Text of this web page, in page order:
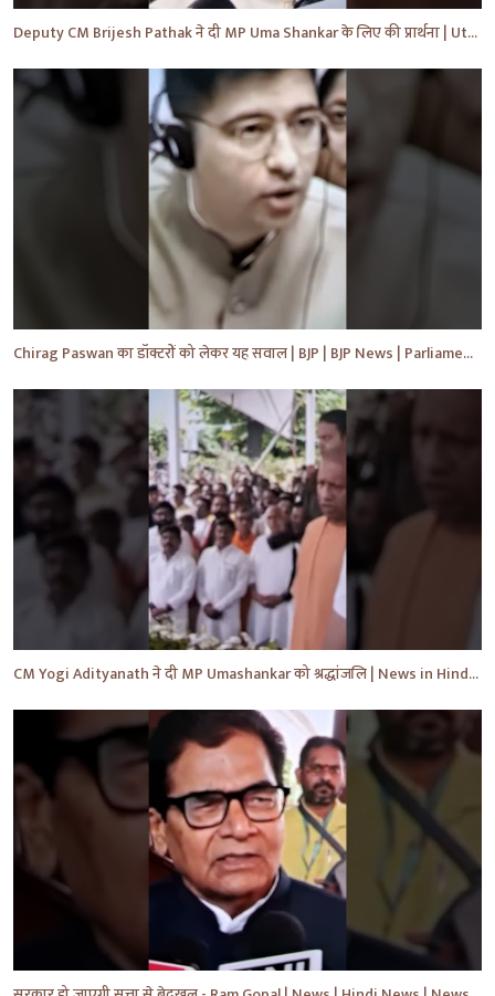
Deputy CM Brijesh Pathak ने दी MP Uma Shankar के लिए की प्रार्थना | Uttar Pradesh News #shorts #yt
Chirag Paswan का डॉक्टरों को लेकर यह सवाल | BJP | BJP News | Parliament | #shorts #ytnewshorts #yt
CM Yogi Adityanath ने दी MP Umashankar को श्रद्धांजलि | News in Hindi | News Today | #shorts #yt